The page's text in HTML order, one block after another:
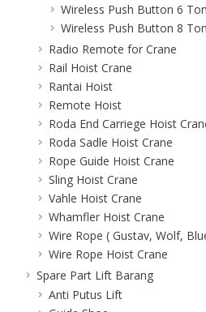
Wireless Push Button 6
Wireless Push Button 8
Radio Remote for Crane
Rail Hoist Crane
Rantai Hoist
Remote Hoist
Roda End Carriege Hoist
Roda Sadle Hoist Crane
Rope Guide Hoist Crane
Sling Hoist Crane
Vahle Hoist Crane
Whamfler Hoist Crane
Wire Rope ( Gustav, Wolf,
Wire Rope Hoist Crane
Spare Part Lift Barang
Anti Putus Lift